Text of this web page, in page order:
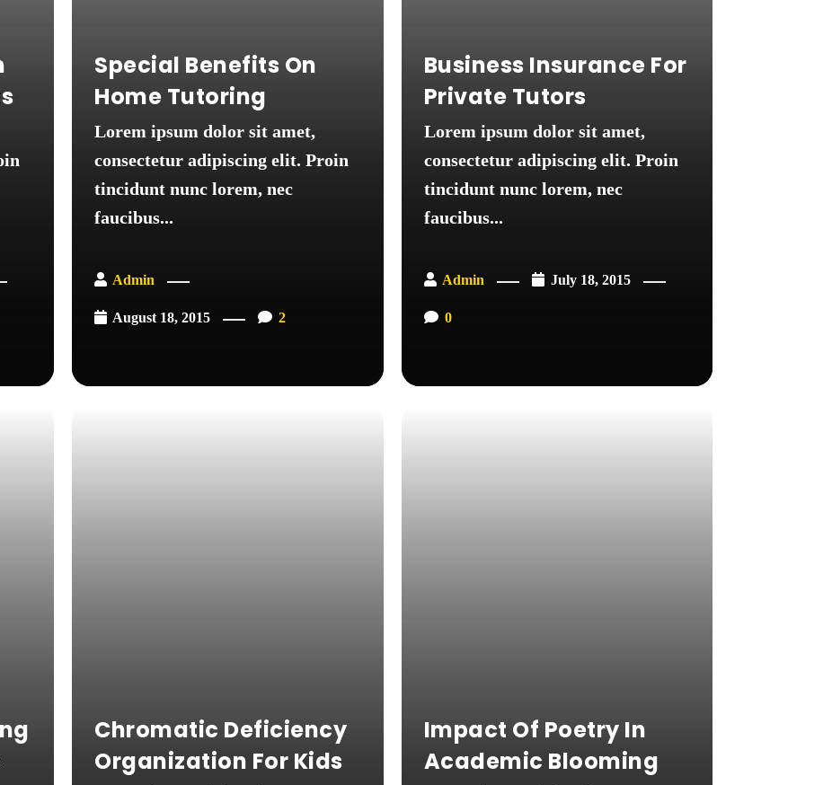
Special Benefits On
Home Tutoring
Lorem ipsum dolor sit amet,
consectetur adipiscing elit. Proin
tincidunt nunc lorem, nec
faucibus...
Admin
August 18, 2015 2
Business Insurance For
Private Tutors
Lorem ipsum dolor sit amet,
consectetur adipiscing elit. Proin
tincidunt nunc lorem, nec
faucibus...
Admin July 18, 2015
0
Chromatic Deficiency
Organization For Kids
Impact Of Poetry In
Academic Blooming